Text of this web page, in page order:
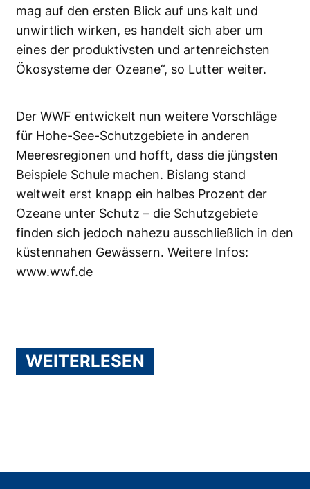
mag auf den ersten Blick auf uns kalt und
unwirtlich wirken, es handelt sich aber um
eines der produktivsten und artenreichsten
Ökosysteme der Ozeane“, so Lutter weiter.
Der WWF entwickelt nun weitere Vorschläge
für Hohe-See-Schutzgebiete in anderen
Meeresregionen und hofft, dass die jüngsten
Beispiele Schule machen. Bislang stand
weltweit erst knapp ein halbes Prozent der
Ozeane unter Schutz – die Schutzgebiete
finden sich jedoch nahezu ausschließlich in den
küstennahen Gewässern. Weitere Infos:
www.wwf.de
WEITERLESEN